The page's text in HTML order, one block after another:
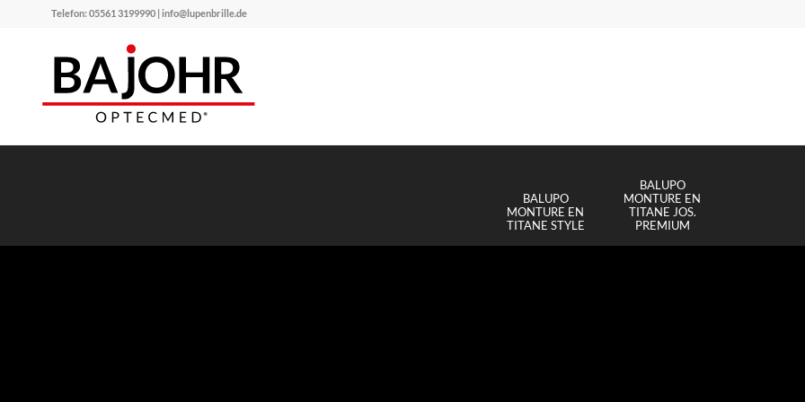
Telefon: 05561 3199990 | info@lupenbrille.de
BALUPO
MONTURE EN
TITANE STYLE
BALUPO
MONTURE EN
TITANE JOS.
PREMIUM